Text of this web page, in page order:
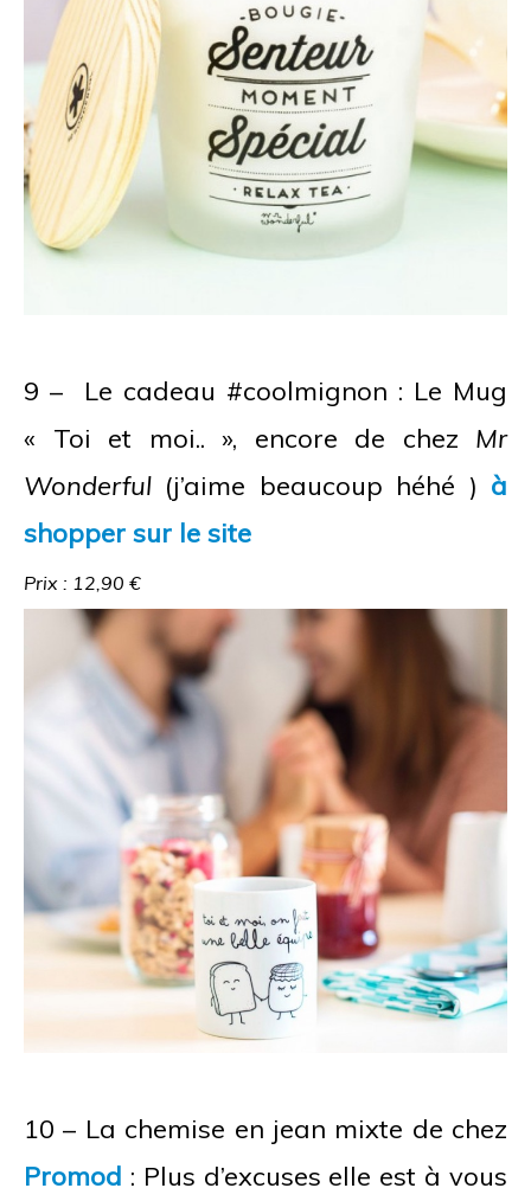
9 – Le cadeau #coolmignon : Le Mug
« Toi et moi.. », encore de chez Mr
Wonderful (j’aime beaucoup héhé ) à
shopper sur le site
Prix : 12,90 €
10 – La chemise en jean mixte de chez
Promod : Plus d’excuses elle est à vous